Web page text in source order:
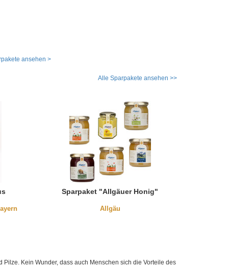
ansehen >
Alle Sparpakete ansehen >>
Sparpaket "Allgäuer Honig"
Allgäu
Kein Wunder, dass auch Menschen sich die Vorteile des